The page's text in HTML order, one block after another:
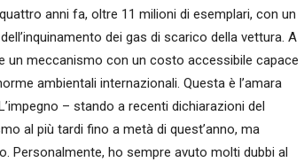
anni fa, oltre 11 milioni di esemplari, con un
dei gas di scarico della vettura. A
un meccanismo con un costo accessibile capace
ambientali internazionali. Questa è l’amara
– stando a recenti dichiarazioni del
al più tardi fino a metà di quest’anno, ma
Personalmente, ho sempre avuto molti dubbi al